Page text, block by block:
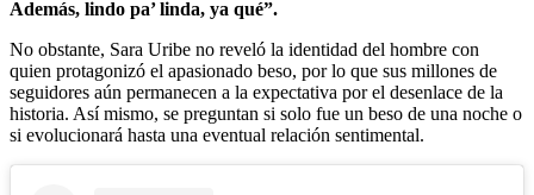
Además, lindo pa’ linda, ya qué”.
No obstante, Sara Uribe no reveló la identidad del hombre con
quien protagonizó el apasionado beso, por lo que sus millones de
seguidores aún permanecen a la expectativa por el desenlace de la
historia. Así mismo, se preguntan si solo fue un beso de una noche o
si evolucionará hasta una eventual relación sentimental.